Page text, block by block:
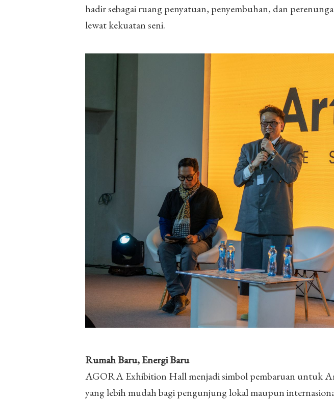
hadir sebagai ruang penyatuan, penyembuhan, dan
lewat kekuatan seni.
Rumah Baru, Energi Baru
AGORA Exhibition Hall menjadi simbol pembaruan untuk
yang lebih mudah bagi pengunjung lokal maupun